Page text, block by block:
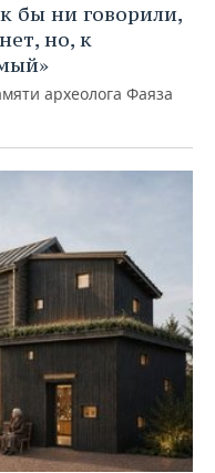
бы ни говорили,
но, к
археолога Фаяза